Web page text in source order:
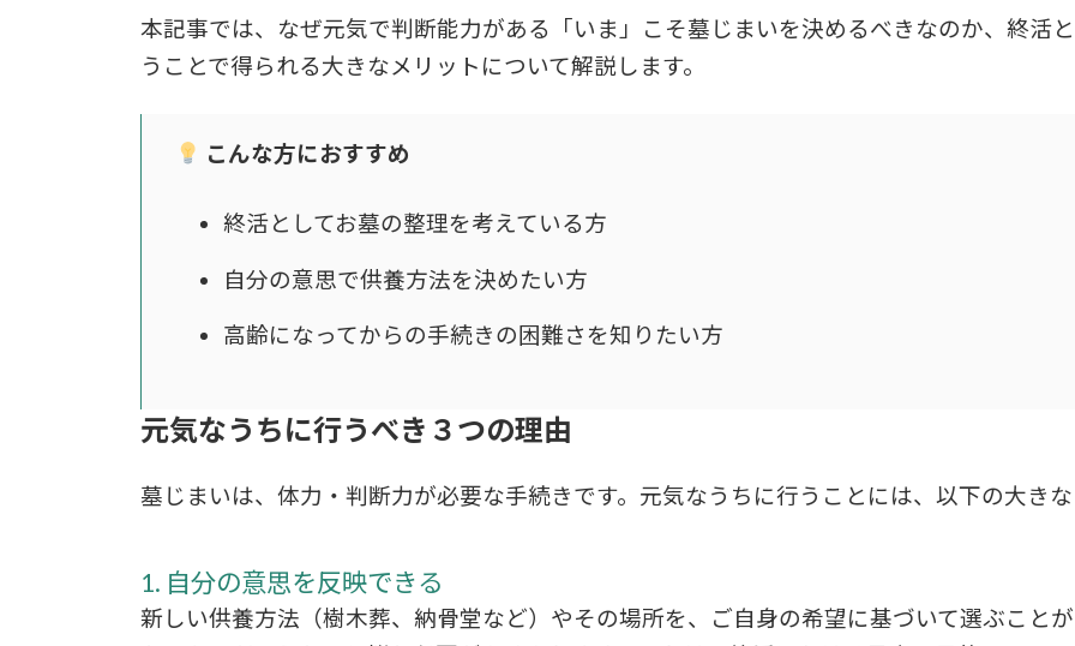
本記事では、なぜ元気で判断能力がある「いま」こそ墓じまいを決めるべきなのか、終活
うことで得られる大きなメリットについて解説します。
こんな方におすすめ
終活としてお墓の整理を考えている方
自分の意思で供養方法を決めたい方
高齢になってからの手続きの困難さを知りたい方
元気なうちに行うべき３つの理由
墓じまいは、体力・判断力が必要な手続きです。元気なうちに行うことには、以下の大き
1. 自分の意思を反映できる
新しい供養方法（樹木葬、納骨堂など）やその場所を、ご自身の希望に基づいて選ぶこと